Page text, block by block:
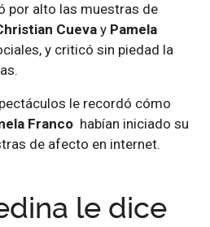
por alto las muestras de
Cueva y Pamela
y criticó sin piedad la
le recordó cómo
Franco habían iniciado su
de afecto en internet.
le dice